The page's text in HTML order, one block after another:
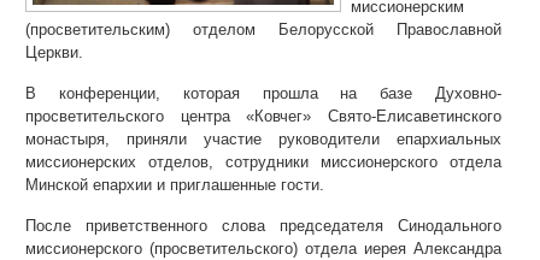
миссионерским
(просветительским) отделом Белорусской Православной
Церкви.
В конференции, которая прошла на базе Духовно-
просветительского центра «Ковчег» Свято-Елисаветинского
монастыря, приняли участие руководители епархиальных
миссионерских отделов, сотрудники миссионерского отдела
Минской епархии и приглашенные гости.
После приветственного слова председателя Синодального
миссионерского (просветительского) отдела иерея Александра